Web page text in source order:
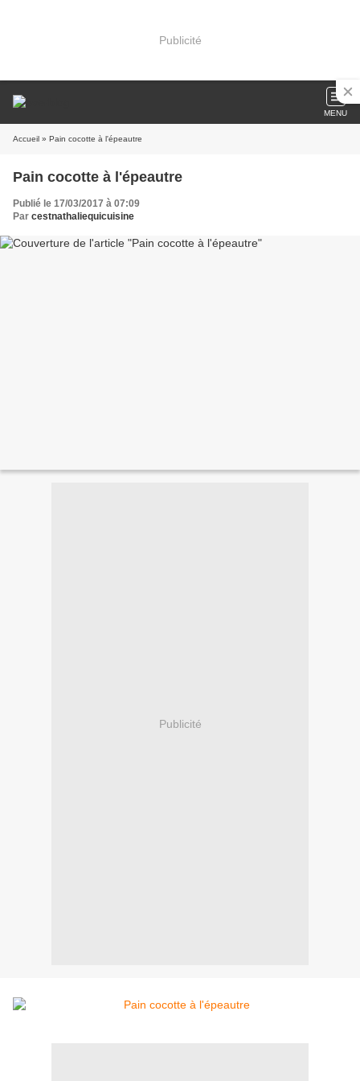
Publicité
MENU
Accueil » Pain cocotte à l'épeautre
Pain cocotte à l'épeautre
Publié le 17/03/2017 à 07:09
Par cestnathaliequicuisine
Publicité